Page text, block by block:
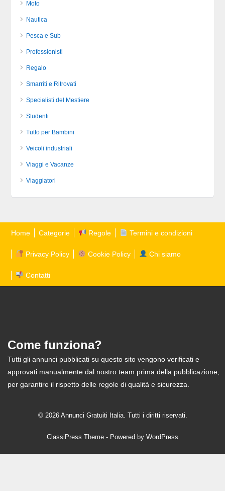
Moto
Nautica
Pesca e Sub
Professionisti
Regalo
Smarriti e Ritrovati
Specialisti del Mestiere
Studenti
Tutto per Bambini
Veicoli industriali
Viaggi e Vacanze
Viaggiatori
Home Categorie Regole Termini e condizioni
Privacy Policy Cookie Policy Chi siamo
Contatti
Come funziona?
Tutti gli annunci pubblicati su questo sito vengono verificati e
approvati manualmente dal nostro team prima della pubblicazione,
per garantire il rispetto delle regole di qualità e sicurezza.
© 2026 Annunci Gratuiti Italia. Tutti i diritti riservati.
ClassiPress Theme - Powered by WordPress